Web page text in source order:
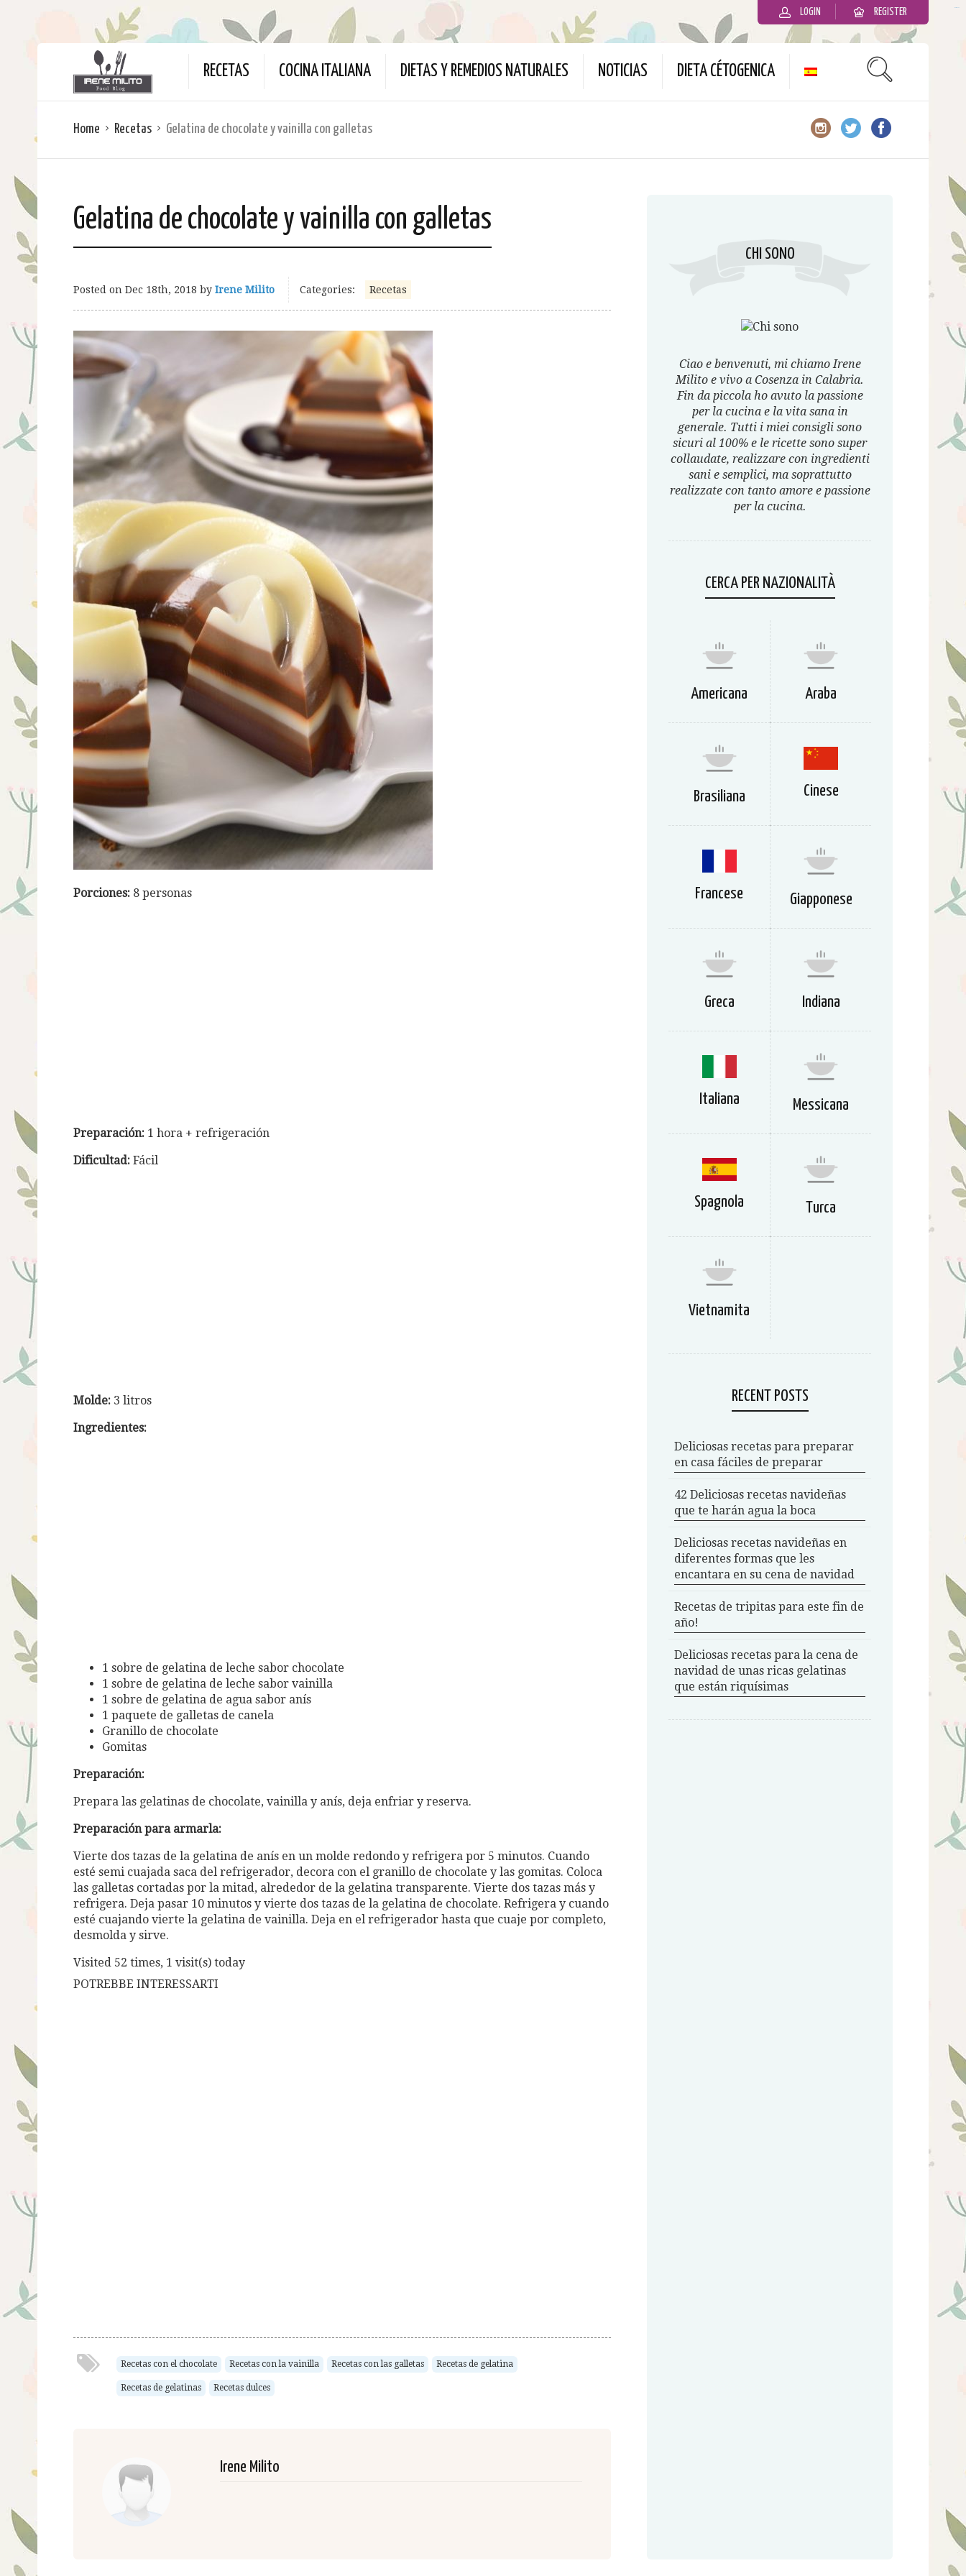
LOGIN REGISTER
RECETAS COCINA ITALIANA DIETAS Y REMEDIOS NATURALES NOTICIAS DIETA CÉTOGENICA
Home Recetas Gelatina de chocolate y vainilla con galletas
Gelatina de chocolate y vainilla con galletas
Posted on Dec 18th, 2018 by Irene Milito Categories: Recetas
Porciones: 8 personas
Preparación: 1 hora + refrigeración
Dificultad: Fácil
Molde: 3 litros
Ingredientes:
1 sobre de gelatina de leche sabor chocolate
1 sobre de gelatina de leche sabor vainilla
1 sobre de gelatina de agua sabor anís
1 paquete de galletas de canela
Granillo de chocolate
Gomitas
Preparación:
Prepara las gelatinas de chocolate, vainilla y anís, deja enfriar y reserva.
Preparación para armarla:
Vierte dos tazas de la gelatina de anís en un molde redondo y refrigera por 5 minutos. Cuando
esté semi cuajada saca del refrigerador, decora con el granillo de chocolate y las gomitas. Coloca
las galletas cortadas por la mitad, alrededor de la gelatina transparente. Vierte dos tazas más y
refrigera. Deja pasar 10 minutos y vierte dos tazas de la gelatina de chocolate. Refrigera y cuando
esté cuajando vierte la gelatina de vainilla. Deja en el refrigerador hasta que cuaje por completo,
desmolda y sirve.
Visited 52 times, 1 visit(s) today
POTREBBE INTERESSARTI
Recetas con el chocolate Recetas con la vainilla Recetas con las galletas Recetas de gelatina
Recetas de gelatinas Recetas dulces
Irene Milito
CHI SONO
Ciao e benvenuti, mi chiamo Irene
Milito e vivo a Cosenza in Calabria.
Fin da piccola ho avuto la passione
per la cucina e la vita sana in
generale. Tutti i miei consigli sono
sicuri al 100% e le ricette sono super
collaudate, realizzare con ingredienti
sani e semplici, ma soprattutto
realizzate con tanto amore e passione
per la cucina.
CERCA PER NAZIONALITÀ
Americana Araba
Brasiliana Cinese
Francese Giapponese
Greca Indiana
Italiana Messicana
Spagnola Turca
Vietnamita
RECENT POSTS
Deliciosas recetas para preparar
en casa fáciles de preparar
42 Deliciosas recetas navideñas
que te harán agua la boca
Deliciosas recetas navideñas en
diferentes formas que les
encantara en su cena de navidad
Recetas de tripitas para este fin de
año!
Deliciosas recetas para la cena de
navidad de unas ricas gelatinas
que están riquísimas